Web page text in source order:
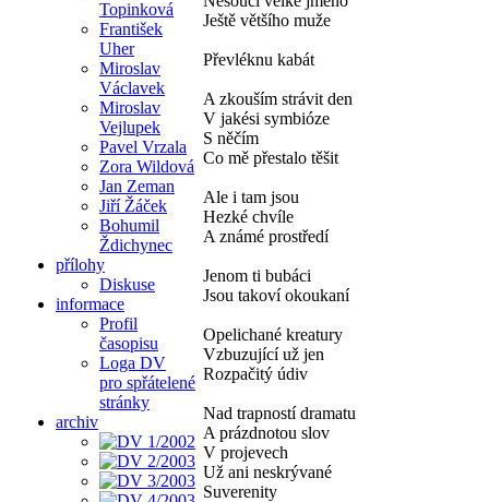
Topinková
František
Uher
Miroslav
Václavek
Miroslav
Vejlupek
Pavel Vrzala
Zora Wildová
Jan Zeman
Jiří Žáček
Bohumil
Ždichynec
přílohy
Diskuse
informace
Profil
časopisu
Loga DV
pro spřátelené
stránky
archiv
Ještě většího muže
Převléknu kabát
A zkouším strávit den
V jakési symbióze
S něčím
Co mě přestalo těšit
Ale i tam jsou
Hezké chvíle
A známé prostředí
Jenom ti bubáci
Jsou takoví okoukaní
Opelichané kreatury
Vzbuzující už jen
Rozpačitý údiv
Nad trapností dramatu
A prázdnotou slov
V projevech
Už ani neskrývané
Suverenity